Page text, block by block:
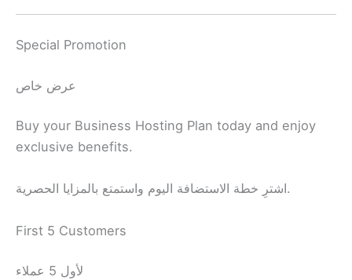
Special Promotion
عرض خاص
Buy your Business Hosting Plan today and enjoy
exclusive benefits.
اشترِ خطة الاستضافة اليوم واستمتع بالمزايا الحصرية.
First 5 Customers
لأول 5 عملاء